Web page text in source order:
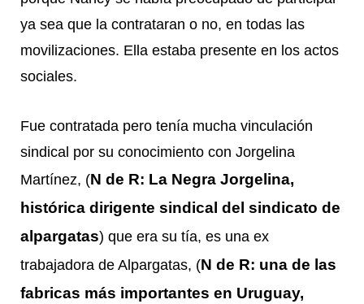
ya sea que la contrataran o no, en todas las
movilizaciones. Ella estaba presente en los actos
sociales.
Fue contratada pero tenía mucha vinculación
sindical por su conocimiento con Jorgelina
Martínez, (N de R: La Negra Jorgelina,
histórica dirigente sindical del sindicato de
alpargatas) que era su tía, es una ex
trabajadora de Alpargatas, (N de R: una de las
fabricas más importantes en Uruguay,